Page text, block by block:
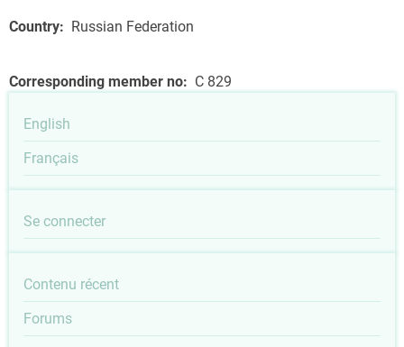
Country Russian Federation
Corresponding member no C 829
English
Français
User
menu
Se connecter
Outils
Contenu récent
Forums